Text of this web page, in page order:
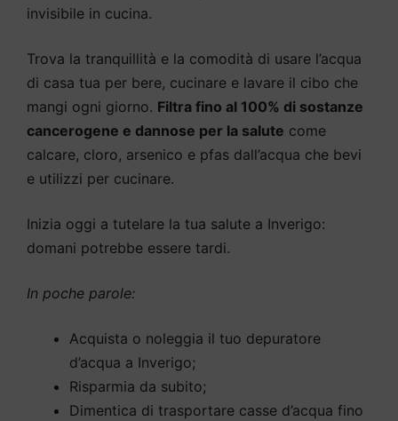
invisibile in cucina.
Trova la tranquillità e la comodità di usare l’acqua
di casa tua per bere, cucinare e lavare il cibo che
mangi ogni giorno. Filtra fino al 100% di sostanze
cancerogene e dannose per la salute come
calcare, cloro, arsenico e pfas dall’acqua che bevi
e utilizzi per cucinare.
Inizia oggi a tutelare la tua salute a Inverigo:
domani potrebbe essere tardi.
In poche parole:
Acquista o noleggia il tuo depuratore
d’acqua a Inverigo;
Risparmia da subito;
Dimentica di trasportare casse d’acqua fino